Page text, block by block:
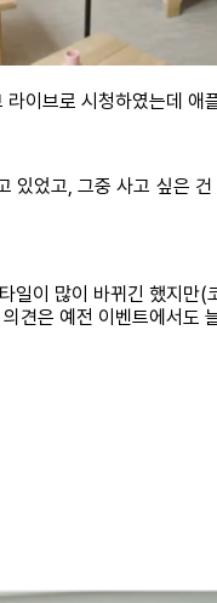
이브로 시청하였는데
었고, 그중 사고 싶은
이 많이 바뀌긴 했지
견은 예전 이벤트에서도